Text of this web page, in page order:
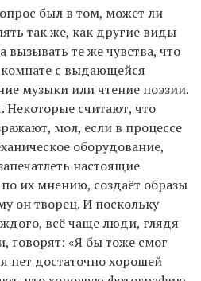
был в том, может ли
так же, как другие виды
вызывать те же чувства, что
с выдающейся
музыки или чтение поэзии.
Некоторые считают, что
мол, если в процессе
оборудование,
настоящие
их мнению, создаёт образы
он творец. И поскольку
всё чаще люди, глядя
говорят: «Я бы тоже смог
нет достаточно хорошей